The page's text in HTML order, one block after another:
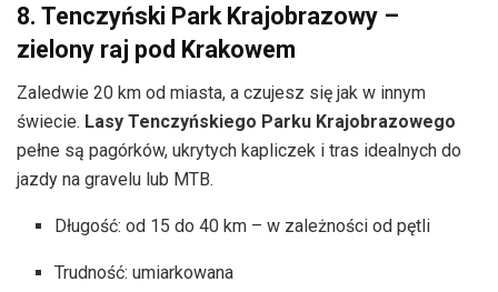
8. Tenczyński Park Krajobrazowy –
zielony raj pod Krakowem
Zaledwie 20 km od miasta, a czujesz się jak w innym
świecie. Lasy Tenczyńskiego Parku Krajobrazowego
pełne są pagórków, ukrytych kapliczek i tras idealnych do
jazdy na gravelu lub MTB.
Długość: od 15 do 40 km – w zależności od pętli
Trudność: umiarkowana